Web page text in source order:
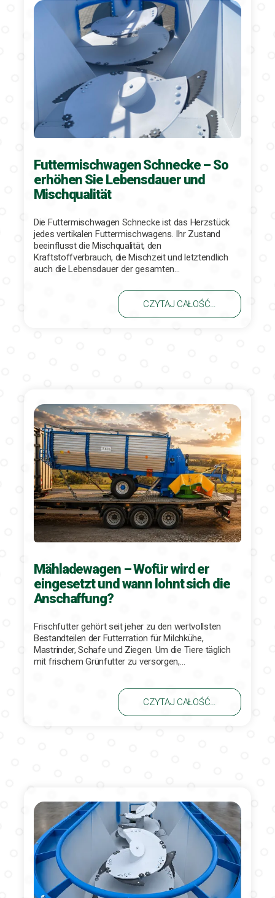
Futtermischwagen Schnecke – So
erhöhen Sie Lebensdauer und
Mischqualität
Die Futtermischwagen Schnecke ist das Herzstück
jedes vertikalen Futtermischwagens. Ihr Zustand
beeinflusst die Mischqualität, den
Kraftstoffverbrauch, die Mischzeit und letztendlich
auch die Lebensdauer der gesamten…
CZYTAJ CAŁOŚĆ…
Mähladewagen – Wofür wird er
eingesetzt und wann lohnt sich die
Anschaffung?
Frischfutter gehört seit jeher zu den wertvollsten
Bestandteilen der Futterration für Milchkühe,
Mastrinder, Schafe und Ziegen. Um die Tiere täglich
mit frischem Grünfutter zu versorgen,…
CZYTAJ CAŁOŚĆ…